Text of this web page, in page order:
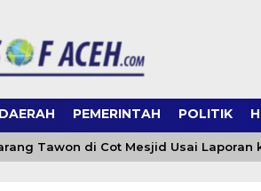
DAERAH PEMERINTAH POLITIK
Tawon di Cot Mesjid Usai Laporan ke